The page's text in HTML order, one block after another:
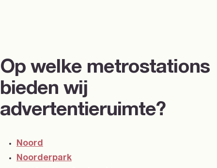
Op welke metrostations
bieden wij
advertentieruimte?
Noord
Noorderpark